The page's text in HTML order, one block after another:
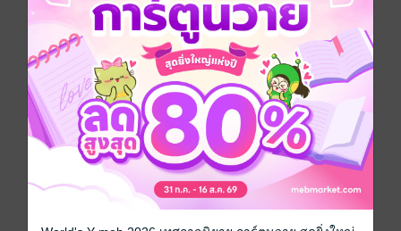
หลังจากตกหลุมรัก 'หลี่อวี้' เพื่อนของน้องชายเข้า 'เจี่ยนสุ
ยอิง' ก็พยายามทำทุกวิถึทางเพื่อให้ได้ใจของเขามา แต่หารู้
ไม่ว่าเขาได้ตกหลุมพรางที่หลี่อวี้สร้างขึ้นมาอีกที...
Boy love / Yaoi หนังสือแปล
คนโง่ที่ไม่เคยมีรัก
ประเภทไฟล์ pdf
วันที่วางขาย 19 มกราคม 2567